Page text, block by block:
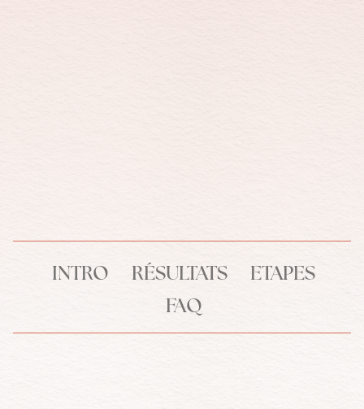
INTRO RÉSULTATS
ETAPES
FAQ